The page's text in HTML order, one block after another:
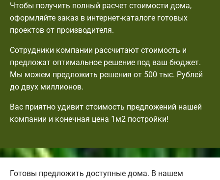
Чтобы получить полный расчет стоимости дома,
оформляйте заказ в интернет-каталоге готовых
проектов от производителя.
Сотрудники компании рассчитают стоимость и
предложат оптимальное решение под ваш бюджет.
Мы можем предложить решения от 500 тыс. Рублей
до двух миллионов.
Вас приятно удивит стоимость предложений нашей
компании и конечная цена 1м2 постройки!
Готовы предложить доступные дома. В нашем